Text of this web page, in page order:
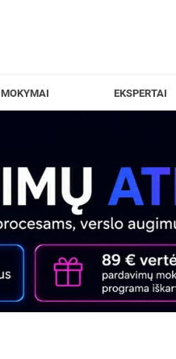
MOKYMAI EKSPERTAI